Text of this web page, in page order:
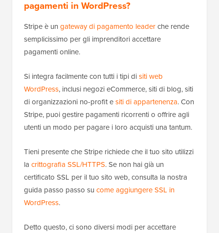
pagamenti in WordPress?
Stripe è un gateway di pagamento leaderche rende
semplicissimo per gli imprenditori accettare
pagamenti online.
Si integra facilmente con tutti i tipi disiti web
WordPress, inclusi negozi eCommerce, siti di blog, siti
di organizzazioni no-profit esiti di appartenenza. Con
Stripe, puoi gestire pagamenti ricorrenti o offrire agli
utenti un modo per pagare i loro acquisti una tantum.
Tieni presente che Stripe richiede che il tuo sito utilizzi
la crittografia SSL/HTTPS. Se non hai già un
certificato SSL per il tuo sito web, consulta la nostra
guida passo passo su come aggiungere SSL in
WordPress.
Detto questo, ci sono diversi modi per accettare